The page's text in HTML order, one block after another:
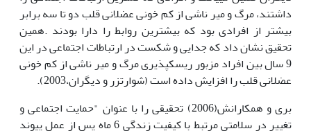
داشتند، مرگ و میر ناشی از کم خونی عضلانی قلب دو تا سه برابر
بیش­تر از افرادی بود که بیش­ترین روابط را دارا بودند .همین
تحقیق نشان داد که جدایی و شکست در ارتباطات اجتماعی در این
9 سال بین افراد مزبور ریسک­پذیری مرگ و میر ناشی از کم خونی
عضلانی قلب را افزایش داده است (شوارتزر و دیگران،2003).
بری و همکارانش(2006) تحقیقی را با عنوان "حمایت اجتماعی و
تغییر در سلامتی مرتبط با کیفیت زندگی 6 ماه پس از عمل پیوند